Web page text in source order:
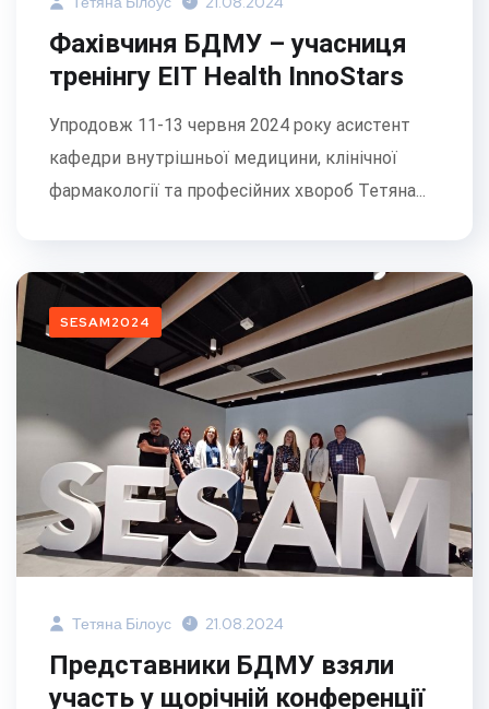
Фахівчиня БДМУ – учасниця
тренінгу EIT Health InnoStars
Упродовж 11-13 червня 2024 року асистент
кафедри внутрішньої медицини, клінічної
фармакології та професійних хвороб Тетяна...
SESAM2024
Тетяна Білоус 21.08.2024
Представники БДМУ взяли
участь у щорічній конференції